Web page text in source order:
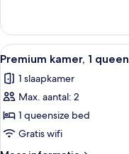
kamer,
queensize
Alle
foto's
voor
Premium
kamer,
1
queensize
4
Premium kamer, 1
1 slaapkamer
Max. aantal: 2
1 queensize bed
Gratis wifi